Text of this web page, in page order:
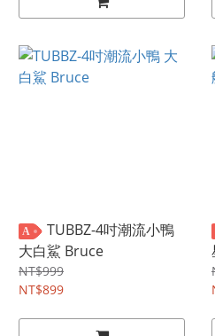
A
TUBBZ-4吋潮流小鴨
大白鯊 Bruce
NT$999
NT$899